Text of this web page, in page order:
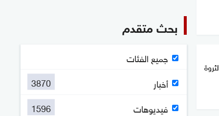
بحث متقدم
جميع الفئات
أخبار
3870
فيديوهات
1596